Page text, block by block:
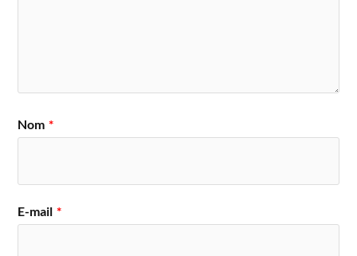
Nom *
E-mail *